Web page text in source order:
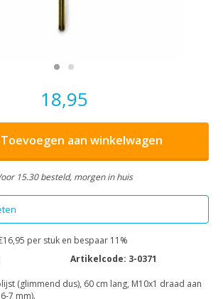
18,95
Toevoegen aan winkelwagen
15.30 besteld, morgen in huis
per stuk en bespaar 11%
Artikelcode: 3-0371
(glimmend dus), 60 cm lang, M10x1 draad aan
7 mm).